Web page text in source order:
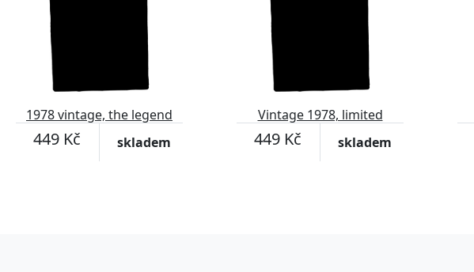
1978 vintage, the legend
was born
449 Kč skladem
Vintage 1978, limited
edition
449 Kč skladem